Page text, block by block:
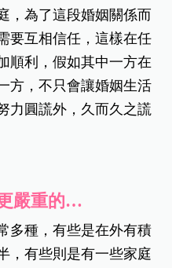
，為了這段婚姻關係而
要互相信任，這樣在任
順利，假如其中一方在
方，不只會讓婚姻生活
力圓謊外，久而久之謊
嚴重的…
多種，有些是在外有積
，有些則是有一些家庭